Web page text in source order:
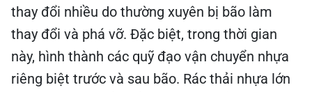
thay đổi nhiều do thường xuyên bị bão làm
thay đổi và phá vỡ. Đặc biệt, trong thời gian
này, hình thành các quỹ đạo vận chuyển nhựa
riêng biệt trước và sau bão. Rác thải nhựa lớn